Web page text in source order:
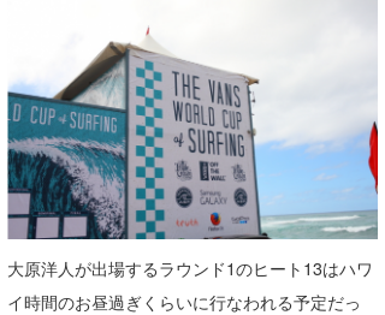
大原洋人が出場するラウンド1のヒート13はハワ
イ時間のお昼過ぎくらいに行なわれる予定だっ
S.K
Soulman
VAGY
waka☆=
YUKI☆